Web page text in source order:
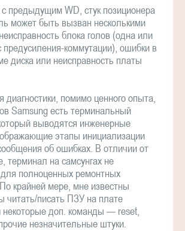
с предыдущим WD, стук позиционера
может быть вызван несколькими
блока голов (одна или
предусиления-коммутации), ошибки в
диска или неисправность платы
помимо ценного опыта,
Samsung есть терминальный
выводятся инженерные
этапы инициализации
об ошибках. В отличии от
терминал на самсунгах не
полноценных ремонтных
крайней мере, мне известны
читать/писать ПЗУ на плате
некоторые доп. команды — reset,
незначительные штуки.